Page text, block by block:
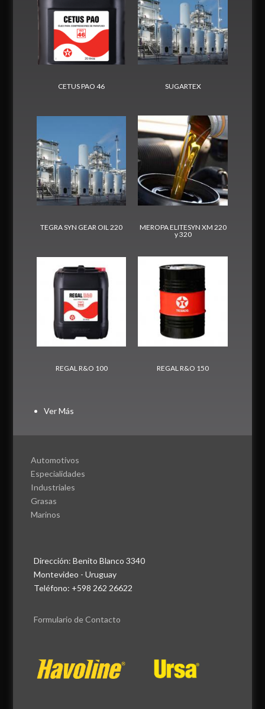
CETUS PAO 46 SUGARTEX
TEGRA SYN GEAR OIL 220
MEROPA ELITESYN XM 220
y 320
REGAL R&O 100 REGAL R&O 150
Ver Más
Automotivos
Especialidades
Industriales
Grasas
Marinos
Dirección: Benito Blanco 3340
Montevideo - Uruguay
Teléfono: +598 262 26622
Formulario de Contacto